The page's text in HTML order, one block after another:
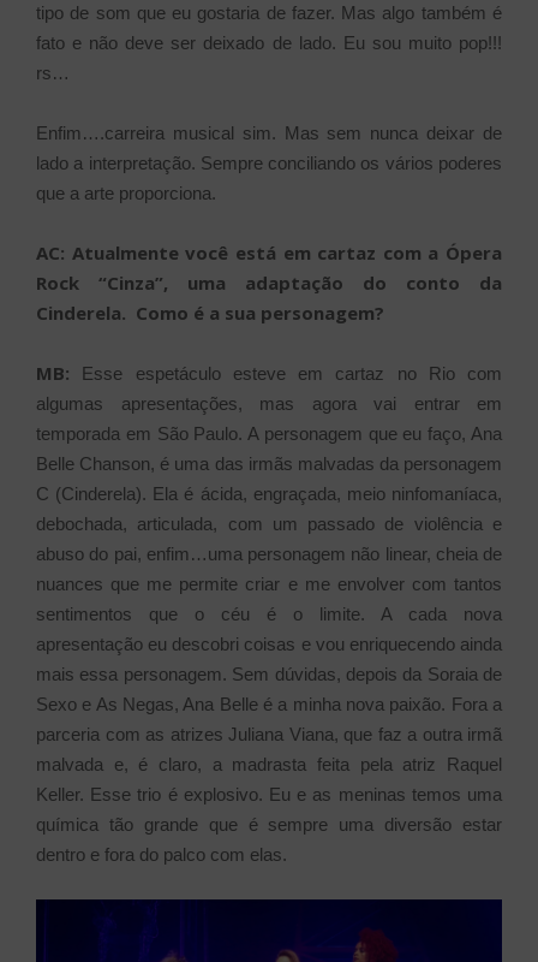
tipo de som que eu gostaria de fazer. Mas algo também é
fato e não deve ser deixado de lado. Eu sou muito pop!!!
rs…
Enfim….carreira musical sim. Mas sem nunca deixar de
lado a interpretação. Sempre conciliando os vários poderes
que a arte proporciona.
AC: Atualmente você está em cartaz com a Ópera
Rock “Cinza”, uma adaptação do conto da
Cinderela. Como é a sua personagem?
MB: Esse espetáculo esteve em cartaz no Rio com
algumas apresentações, mas agora vai entrar em
temporada em São Paulo. A personagem que eu faço, Ana
Belle Chanson, é uma das irmãs malvadas da personagem
C (Cinderela). Ela é ácida, engraçada, meio ninfomaníaca,
debochada, articulada, com um passado de violência e
abuso do pai, enfim…uma personagem não linear, cheia de
nuances que me permite criar e me envolver com tantos
sentimentos que o céu é o limite. A cada nova
apresentação eu descobri coisas e vou enriquecendo ainda
mais essa personagem. Sem dúvidas, depois da Soraia de
Sexo e As Negas, Ana Belle é a minha nova paixão. Fora a
parceria com as atrizes Juliana Viana, que faz a outra irmã
malvada e, é claro, a madrasta feita pela atriz Raquel
Keller. Esse trio é explosivo. Eu e as meninas temos uma
química tão grande que é sempre uma diversão estar
dentro e fora do palco com elas.